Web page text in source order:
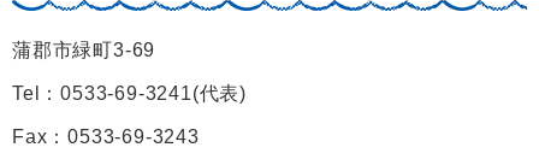
蒲郡市緑町3-69
Tel：0533-69-3241 代表
Fax：0533-69-3243